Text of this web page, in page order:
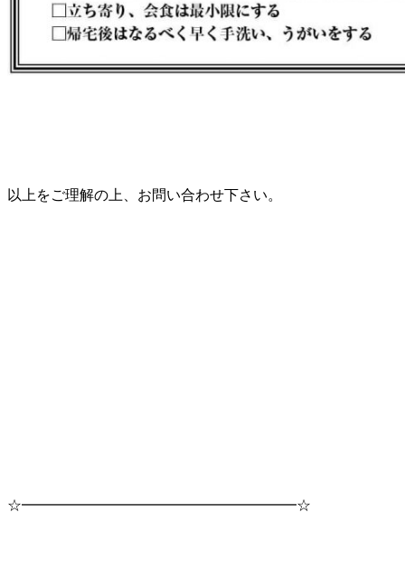
以上をご理解の上、お問い合わせ下さい。
☆━━━━━━━━━━━━━━━━━━━☆